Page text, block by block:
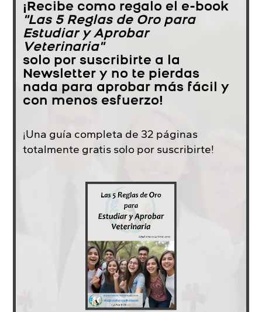
¡Recibe como regalo el e-book
"Las 5 Reglas de Oro para
Estudiar y Aprobar
Veterinaria"
solo por suscribirte a la
Newsletter y no te pierdas
nada para aprobar más fácil y
con menos esfuerzo!
¡Una guía completa de 32 páginas
totalmente gratis solo por suscribirte!